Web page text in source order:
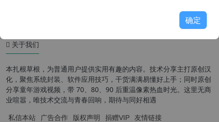
关于我们
本扎根草根，为普通用户提供实用有趣的内容。技术分享主打原创汉
化，聚焦系统封装、软件应用技巧，干货满满易懂好上手；同时原创
分享童年游戏视频，带 70、80、90 后重温像素热血时光。这里无商
业喧嚣，唯技术交流与青春回响，期待与同好相遇
私信本站 广告合作 版权声明 捐赠VIP 友情链接
确定